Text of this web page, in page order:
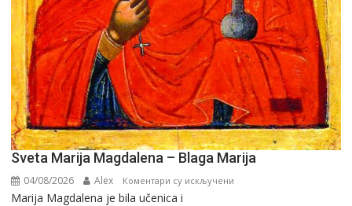
Sveta Marija Magdalena – Blaga Marija
04/08/2026 Alex Коментари су искључени
Marija Magdalena je bila učenica i